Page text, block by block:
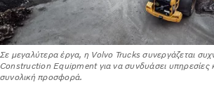
Σε μεγαλύτερα έργα, η Volvo Trucks συνεργάζεται
Construction Equipment για να συνδυάσει υπηρεσίες
συνολική προσφορά.